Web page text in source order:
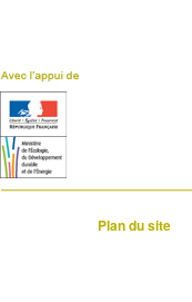
Plan du site